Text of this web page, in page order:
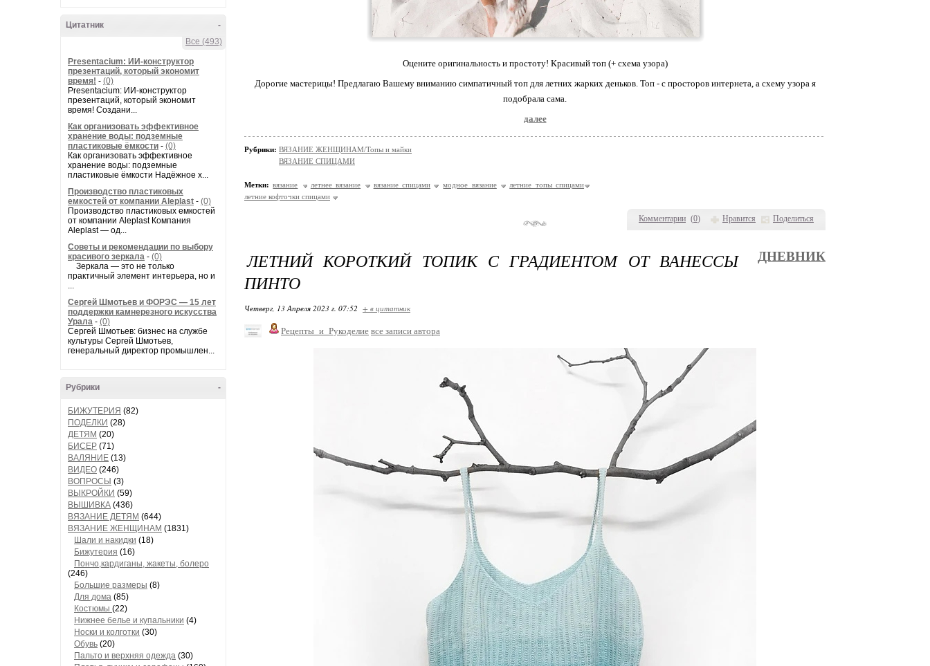
-
Цитатник
Все (493)
Presentacium: ИИ‑конструктор
презентаций, который экономит
время! - (0)
Presentacium: ИИ‑конструктор
презентаций, который экономит
время! Создани...
Как организовать эффективное
хранение воды: подземные
пластиковые ёмкости - (0)
Как организовать эффективное
хранение воды: подземные
пластиковые ёмкости Надёжное х...
Производство пластиковых
емкостей от компании Aleplast - (0)
Производство пластиковых емкостей
от компании Aleplast Компания
Aleplast — од...
Советы и рекомендации по выбору
красивого зеркала - (0)
Зеркала — это не только
практичный элемент интерьера, но и
...
Сергей Шмотьев и ФОРЭС — 15 лет
поддержки камнерезного искусства
Урала - (0)
Сергей Шмотьев: бизнес на службе
культуры Сергей Шмотьев,
генеральный директор промышлен...
-
Рубрики
БИЖУТЕРИЯ (82)
ПОДЕЛКИ (28)
ДЕТЯМ (20)
БИСЕР (71)
ВАЛЯНИЕ (13)
ВИДЕО (246)
ВОПРОСЫ (3)
ВЫКРОЙКИ (59)
ВЫШИВКА (436)
ВЯЗАНИЕ ДЕТЯМ (644)
ВЯЗАНИЕ ЖЕНЩИНАМ (1831)
Шали и накидки (18)
Бижутерия (16)
Пончо,кардиганы, жакеты, болеро
(246)
Большие размеры (8)
Для дома (85)
Костюмы (22)
Нижнее белье и купальники (4)
Носки и колготки (30)
Обувь (20)
Пальто и верхняя одежда (30)
Комментарии (0) Нравится Поделиться
Оцените оригинальность и простоту! Красивый топ (+ схема узора)
Дорогие мастерицы! Предлагаю Вашему вниманию симпатичный топ для летних жарких деньков. Топ - с просторов интернета, а схему узора я
подобрала сама.
далее
Рубрики: ВЯЗАНИЕ ЖЕНЩИНАМ/Топы и майки
ВЯЗАНИЕ СПИЦАМИ
Метки: вязание летнее вязание вязание спицами модное вязание
летние топы спицами
летние кофточки спицами
ЛЕТНИЙ КОРОТКИЙ ТОПИК С ГРАДИЕНТОМ ОТ ВАНЕССЫ
ПИНТО
ДНЕВНИК
Четверг, 13 Апреля 2023 г. 07:52 + в цитатник
Рецепты_и_Рукоделие все записи автора